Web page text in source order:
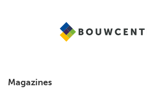
Magazines